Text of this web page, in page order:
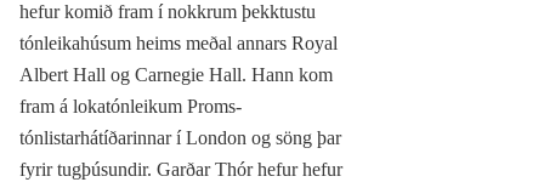
hefur komið fram í nokkrum þekktustu
tónleikahúsum heims meðal annars Royal
Albert Hall og Carnegie Hall. Hann kom
fram á lokatónleikum Proms-
tónlistarhátíðarinnar í London og söng þar
fyrir tugþúsundir. Garðar Thór hefur hefur